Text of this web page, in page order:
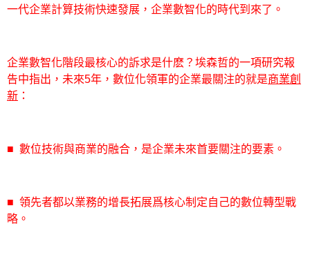
一代企業計算技術快速發展，企業數智化的時代到來了。
企業數智化階段最核心的訴求是什麽？埃森哲的一項研究報
告中指出，未來5年，數位化領軍的企業最關注的就是商業創
新 ：
■ 數位技術與商業的融合，是企業未來首要關注的要素。
■ 領先者都以業務的增長拓展爲核心制定自己的數位轉型戰
略。